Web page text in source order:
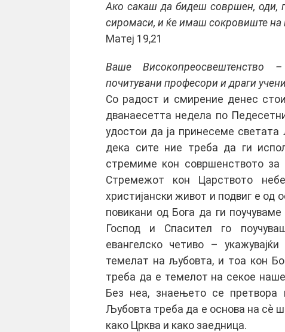
Ако сакаш да бидеш совршен, оди,
сиромаси, и ќе имаш сокровиште на
Матеј 19,21
Ваше Високопреосвештенство
почитувани професори и драги
Со радост и смирение денес
дванаесетта недела по
удостои да ја принесеме светата
дека сите ние треба да ги
стремиме кон совршенството
Стремежот кон Царството
христијански живот и подвиг е од
повикани од Бога да ги
Господ и Спасител го
евангелско четиво –
темелат на љубовта, и тоа кон
треба да е темелот на секое
Без неа, знаењето се претвора
Љубовта треба да е основа на сè
како Црква и како заедница.